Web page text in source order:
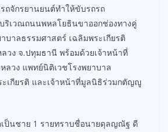
ถจักรยานยนต์ทำให้ขับรถรถ
ริเวณถนนพหลโยธินขาออกช่องทางคู่
บาลธรรมศาสตร์ เฉลิมพระเกียรติ
วง จ.ปทุมธานี พร้อมด้วยเจ้าหน้าที่
ลวง แพทย์นิติเวชโรงพยาบาล
เกียรติ และเจ้าหน้าที่มูลนิธิร่วมกตัญญู
เป็นชาย 1 รายทราบชื่อนายดุลญณัฐ ดี